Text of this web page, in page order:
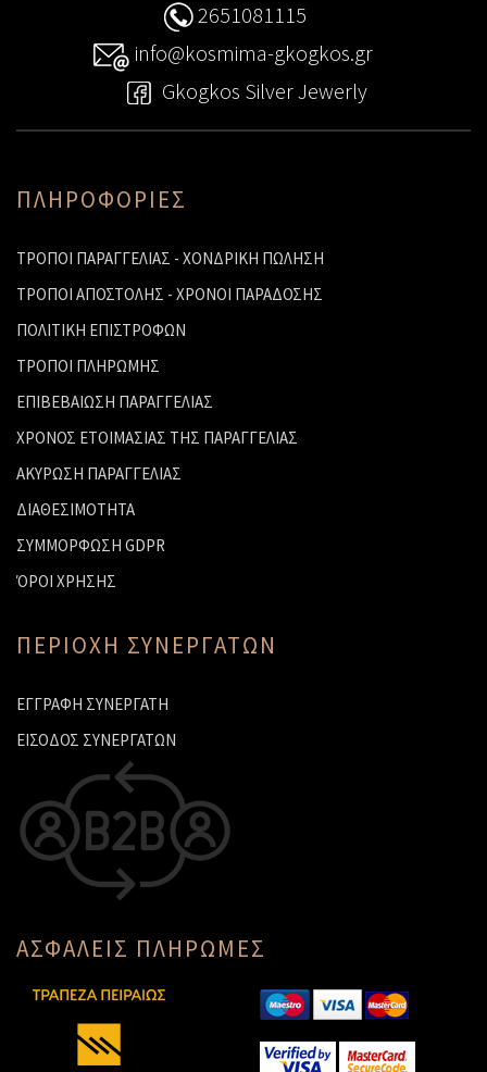
2651081115
info@kosmima-gkogkos.gr
Gkogkos Silver Jewerly
ΠΛΗΡΟΦΟΡΙΕΣ
ΤΡΟΠΟΙ ΠΑΡΑΓΓΕΛΙΑΣ - ΧΟΝΔΡΙΚΗ ΠΩΛΗΣΗ
ΤΡΟΠΟΙ ΑΠΟΣΤΟΛΗΣ - ΧΡΟΝΟΙ ΠΑΡΑΔΟΣΗΣ
ΠΟΛΙΤΙΚΗ ΕΠΙΣΤΡΟΦΩΝ
ΤΡΟΠΟΙ ΠΛΗΡΩΜΗΣ
ΕΠΙΒΕΒΑΙΩΣΗ ΠΑΡΑΓΓΕΛΙΑΣ
ΧΡΟΝΟΣ ΕΤΟΙΜΑΣΙΑΣ ΤΗΣ ΠΑΡΑΓΓΕΛΙΑΣ
ΑΚΥΡΩΣΗ ΠΑΡΑΓΓΕΛΙΑΣ
ΔΙΑΘΕΣΙΜΟΤΗΤΑ
ΣΥΜΜΟΡΦΩΣΗ GDPR
ΌΡΟΙ ΧΡΗΣΗΣ
ΠΕΡΙΟΧΗ ΣΥΝΕΡΓΑΤΩΝ
ΕΓΓΡΑΦΗ ΣΥΝΕΡΓΑΤΗ
ΕΙΣΟΔΟΣ ΣΥΝΕΡΓΑΤΩΝ
ΑΣΦΑΛΕΙΣ ΠΛΗΡΩΜΕΣ